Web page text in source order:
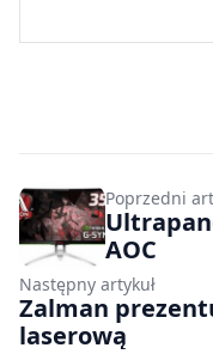
Poprzedni
AOC
Następny artykuł
Zalman
laserową